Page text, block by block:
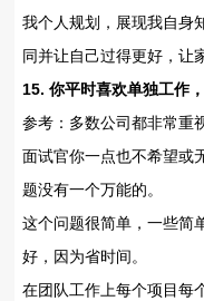
我个人规划，展现我自身
同并让自己过得更好，让
15. 你平时喜欢单独工作
参考：多数公司都非常重
面试官你一点也不希望或
题没有一个万能的。
这个问题很简单，一些简
好，因为省时间。
在团队工作上每个项目每